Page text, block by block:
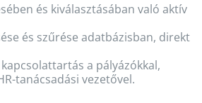
és kiválasztásában való aktív
és szűrése adatbázisban, direkt
a pályázókkal,
tanácsadási vezetővel.